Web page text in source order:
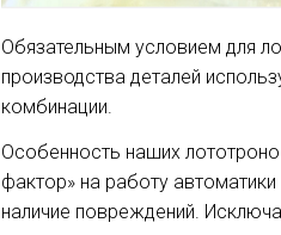
Обязательным условием для
производства деталей
комбинации.
Особенность наших
фактор» на работу
наличие повреждений.